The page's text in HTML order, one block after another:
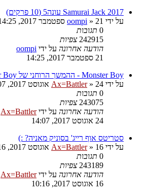
Samurai Jack 2017 עונה5 (10 פרקים)
על ידי
oompi » 21 ספטמבר 2017, 14:25
0 תגובות
242915 צפיות
הודעה אחרונה על ידי oompi
21 ספטמבר 2017, 14:25
Monster Boy - ההמשך הרוחני של Wonder Boy - גיימפליי ומשהו מגניב
על ידי
Ax=Battler» 24 אוגוסט 2017, 14:07
0 תגובות
243075 צפיות
הודעה אחרונה על ידיAx=Battler
24 אוגוסט 2017, 14:07
סטריטס אוף רייג' בסוניק מאניה? :)
על ידי
Ax=Battler» 16 אוגוסט 2017, 10:16
0 תגובות
243189 צפיות
הודעה אחרונה על ידיAx=Battler
16 אוגוסט 2017, 10:16